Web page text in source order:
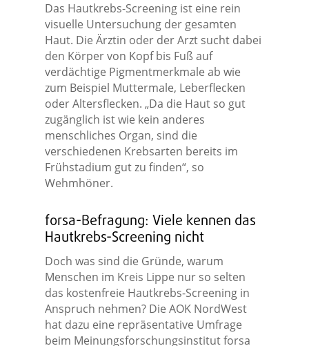
Das Hautkrebs-Screening ist eine rein
visuelle Untersuchung der gesamten
Haut. Die Ärztin oder der Arzt sucht dabei
den Körper von Kopf bis Fuß auf
verdächtige Pigmentmerkmale ab wie
zum Beispiel Muttermale, Leberflecken
oder Altersflecken. „Da die Haut so gut
zugänglich ist wie kein anderes
menschliches Organ, sind die
verschiedenen Krebsarten bereits im
Frühstadium gut zu finden“, so
Wehmhöner.
forsa-Befragung: Viele kennen das
Hautkrebs-Screening nicht
Doch was sind die Gründe, warum
Menschen im Kreis Lippe nur so selten
das kostenfreie Hautkrebs-Screening in
Anspruch nehmen? Die AOK NordWest
hat dazu eine repräsentative Umfrage
beim Meinungsforschungsinstitut forsa